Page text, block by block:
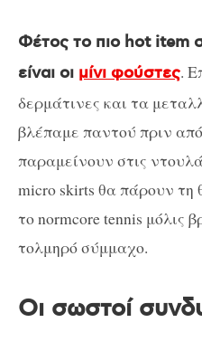
Φέτος το πιο hot item
είναι οι μίνι φούστες.
δερμάτινες και τα
βλέπαμε παντού πριν
παραμείνουν στις
micro skirts θα πάρουν τη
το normcore tennis μόλις
τολμηρό σύμμαχο.
Οι σωστοί